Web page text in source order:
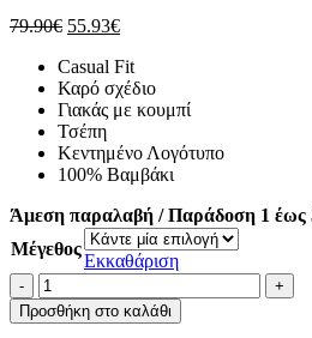
79.90€ Original
was:
79.90€.
55.93€Η
τιμή
είναι:
55.93€.
Casual Fit
Καρό σχέδιο
Γιακάς με κουμπί
Τσέπη
Κεντημένο Λογότυπο
100% Βαμβάκι
Άμεση παραλαβή / Παράδοση 1 έως
Μέγεθος
Εκκαθάριση
Fynch-
Hatton
Πουκάμισο
Προσθήκη στο καλάθι